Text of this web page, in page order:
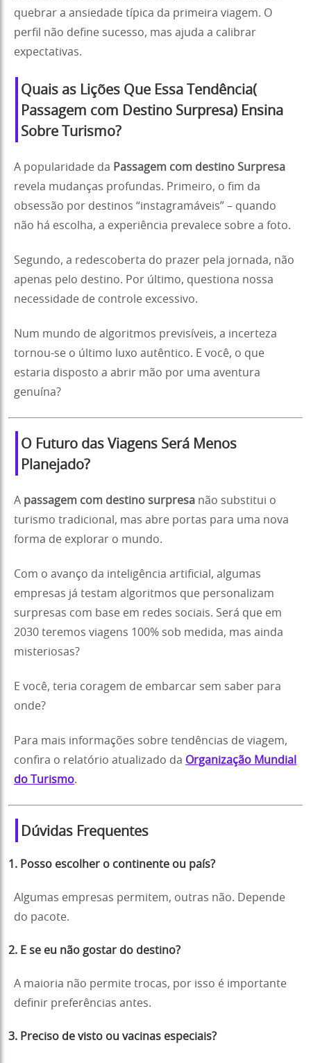
quebrar a ansiedade típica da primeira viagem. O
perfil não define sucesso, mas ajuda a calibrar
expectativas.
Quais as Lições Que Essa Tendência(
Passagem com Destino Surpresa) Ensina
Sobre Turismo?
A popularidade da Passagem com destino Surpresa
revela mudanças profundas. Primeiro, o fim da
obsessão por destinos “instagramáveis” – quando
não há escolha, a experiência prevalece sobre a foto.
Segundo, a redescoberta do prazer pela jornada, não
apenas pelo destino. Por último, questiona nossa
necessidade de controle excessivo.
Num mundo de algoritmos previsíveis, a incerteza
tornou-se o último luxo autêntico. E você, o que
estaria disposto a abrir mão por uma aventura
genuína?
O Futuro das Viagens Será Menos
Planejado?
A passagem com destino surpresa não substitui o
turismo tradicional, mas abre portas para uma nova
forma de explorar o mundo.
Com o avanço da inteligência artificial, algumas
empresas já testam algoritmos que personalizam
surpresas com base em redes sociais. Será que em
2030 teremos viagens 100% sob medida, mas ainda
misteriosas?
E você, teria coragem de embarcar sem saber para
onde?
Para mais informações sobre tendências de viagem,
confira o relatório atualizado da Organização Mundial
do Turismo.
Dúvidas Frequentes
1. Posso escolher o continente ou país?
Algumas empresas permitem, outras não. Depende
do pacote.
2. E se eu não gostar do destino?
A maioria não permite trocas, por isso é importante
definir preferências antes.
3. Preciso de visto ou vacinas especiais?